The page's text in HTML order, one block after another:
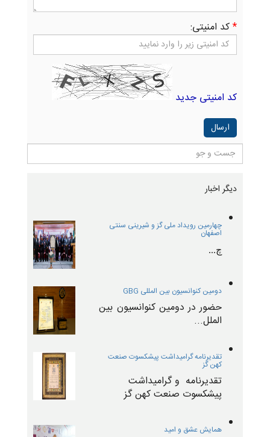
*کد امنیتی:
کد امنیتی جدید
دیگر اخبار
چهارمین رویداد ملی گز و شیرینی سنتی
اصفهان
چ...
دومین کنوانسیون بین المللی GBG
حضور در دومین کنوانسیون بین
الملل...
تقدیرنامه گرامیداشت پیشکسوت صنعت
کهن گز
تقدیرنامه و گرامیداشت
پیشکسوت صنعت کهن گز
همایش عشق و امید